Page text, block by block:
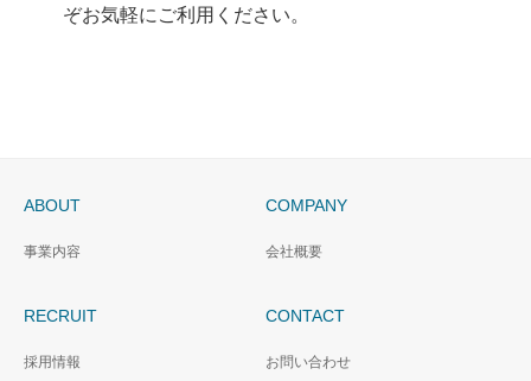
ぞお気軽にご利用ください。
ABOUT
事業内容
COMPANY
会社概要
RECRUIT
採用情報
CONTACT
お問い合わせ